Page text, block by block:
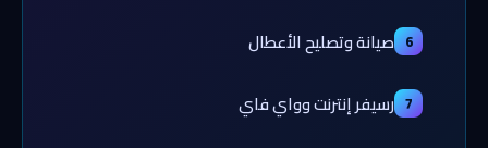
6 صيانة وتصليح الأعطال
7 رسيفر إنترنت وواي فاي